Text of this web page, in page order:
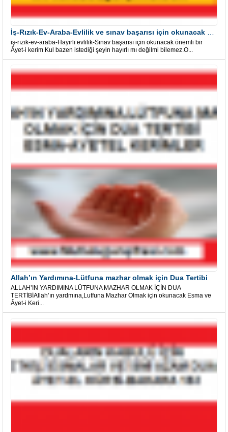
iş-rızık-ev-araba-Hayırlı evlilik-Sınav başarısı için okunacak önemli bir
Âyet-i kerim Kul bazen istediği şeyin hayırlı mı değilmi bilemez.O...
Allah’ın Yardımına-Lütfuna mazhar olmak için Dua Tertibi
ALLAH’IN YARDIMINA LÜTFUNA MAZHAR OLMAK İÇİN DUA
TERTİBİAllah’ın yardmına,Lutfuna Mazhar Olmak için okunacak Esma ve
Âyet-i Keri...